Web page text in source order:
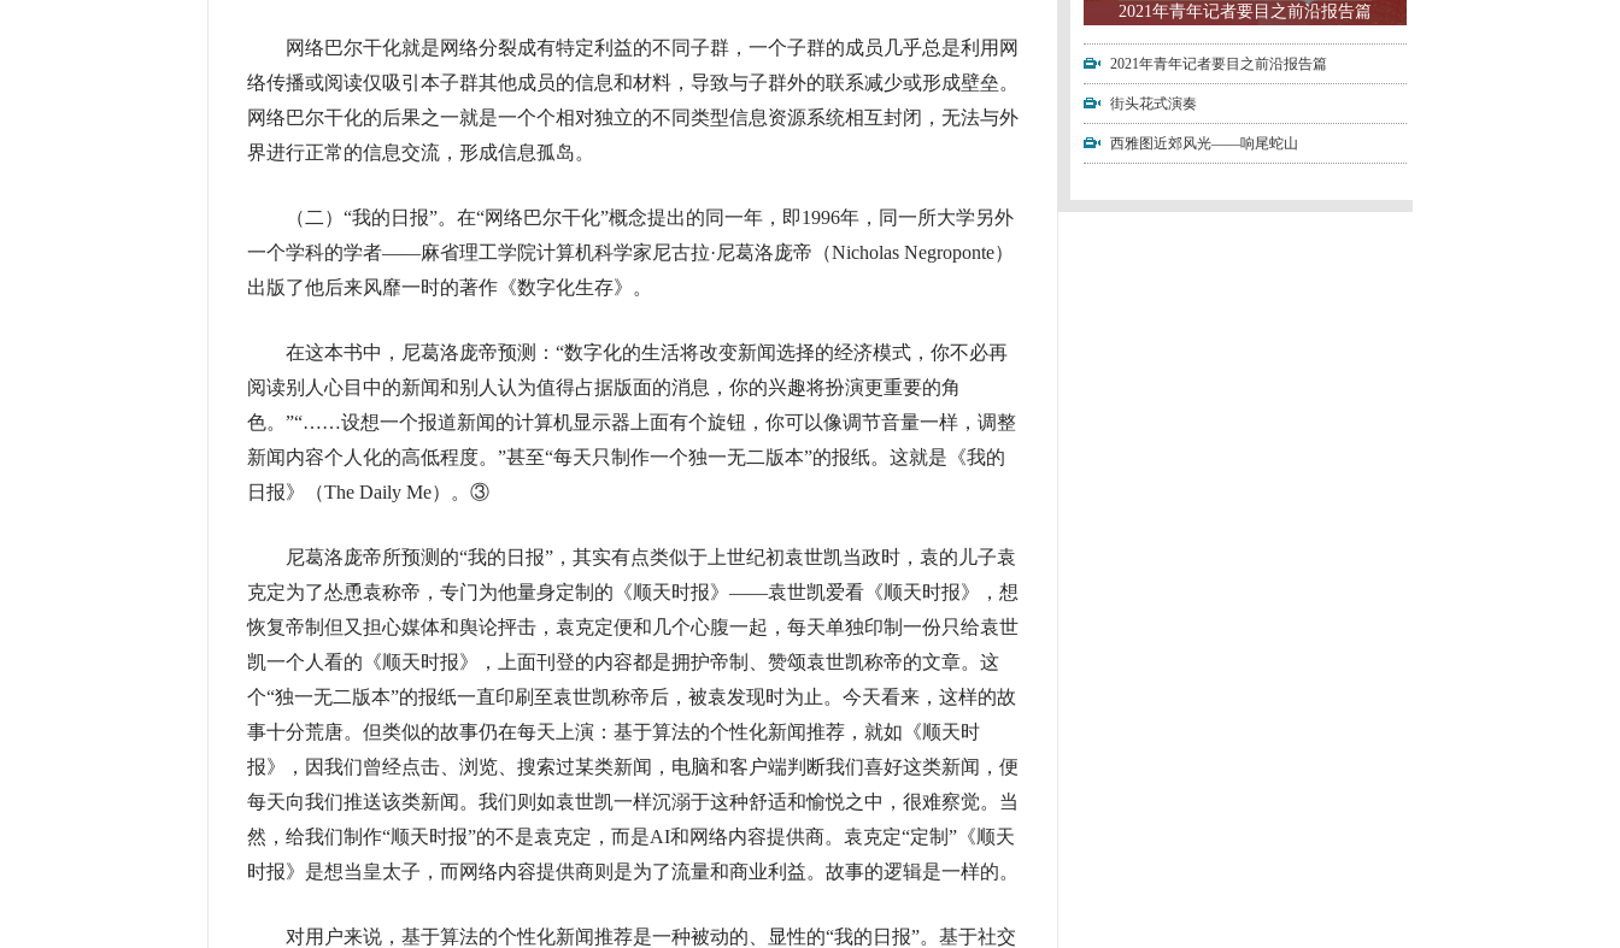
网络巴尔干化就是网络分裂成有特定利益的不同子群，一个子群的成员几乎总是利用网
络传播或阅读仅吸引本子群其他成员的信息和材料，导致与子群外的联系减少或形成壁垒。
网络巴尔干化的后果之一就是一个个相对独立的不同类型信息资源系统相互封闭，无法与外
界进行正常的信息交流，形成信息孤岛。
（二）“我的日报”。 在“网络巴尔干化”概念提出的同一年，即1996年，同一所大学另外
一个学科的学者——麻省理工学院计算机科学家尼古拉·尼葛洛庞帝（Nicholas Negroponte）
出版了他后来风靡一时的著作《数字化生存》。
在这本书中，尼葛洛庞帝预测：“数字化的生活将改变新闻选择的经济模式，你不必再
阅读别人心目中的新闻和别人认为值得占据版面的消息，你的兴趣将扮演更重要的角
色。”“……设想一个报道新闻的计算机显示器上面有个旋钮，你可以像调节音量一样，调整
新闻内容个人化的高低程度。”甚至“每天只制作一个独一无二版本”的报纸。这就是《我的
日报》（The Daily Me）。③
尼葛洛庞帝所预测的“我的日报”，其实有点类似于上世纪初袁世凯当政时，袁的儿子袁
克定为了怂恿袁称帝，专门为他量身定制的《顺天时报》——袁世凯爱看《顺天时报》，想
恢复帝制但又担心媒体和舆论抨击，袁克定便和几个心腹一起，每天单独印制一份只给袁世
凯一个人看的《顺天时报》，上面刊登的内容都是拥护帝制、赞颂袁世凯称帝的文章。这
个“独一无二版本”的报纸一直印刷至袁世凯称帝后，被袁发现时为止。今天看来，这样的故
事十分荒唐。但类似的故事仍在每天上演：基于算法的个性化新闻推荐，就如《顺天时
报》，因我们曾经点击、浏览、搜索过某类新闻，电脑和客户端判断我们喜好这类新闻，便
每天向我们推送该类新闻。我们则如袁世凯一样沉溺于这种舒适和愉悦之中，很难察觉。当
然，给我们制作“顺天时报”的不是袁克定，而是AI和网络内容提供商。袁克定“定制”《顺天
时报》是想当皇太子，而网络内容提供商则是为了流量和商业利益。故事的逻辑是一样的。
对用户来说，基于算法的个性化新闻推荐是一种被动的、显性的“我的日报”。基于社交
2021年青年记者要目之前沿报告篇
2021年青年记者要目之前沿报告篇
街头花式演奏
西雅图近郊风光——响尾蛇山